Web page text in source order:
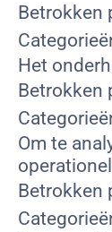
Betrokken
Het
Betrokken
Om te
Betrokken